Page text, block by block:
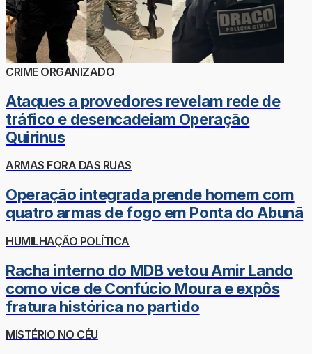
CRIME ORGANIZADO
Ataques a provedores revelam rede de
tráfico e desencadeiam Operação
Quirinus
ARMAS FORA DAS RUAS
Operação integrada prende homem com
quatro armas de fogo em Ponta do Abunã
HUMILHAÇÃO POLÍTICA
Racha interno do MDB vetou Amir Lando
como vice de Confúcio Moura e expôs
fratura histórica no partido
MISTÉRIO NO CÉU